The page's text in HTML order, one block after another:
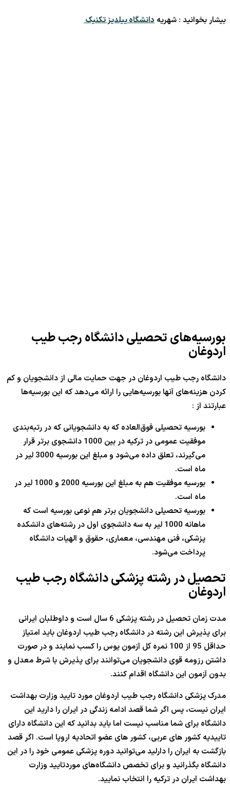
بیشار بخوانید : شهریه دانشگاه ییلدیز تکنیک
بورسیه‌های تحصیلی دانشگاه رجب طیب
اردوغان
دانشگاه رجب طیب اردوغان در جهت حمایت مالی از دانشجویان و کم
کردن هزینه‌های آنها بورسیه‌هایی را ارائه می‌دهد که این بورسیه‌ها
عبارتند از :
بورسیه تحصیلی فوق‌العاده که به دانشجویانی که در رتبه‌بندی
موفقیت عمومی در ترکیه در بین 1000 دانشجوی برتر قرار
می‌گیرند، تعلق داده می‌شود و مبلغ این بورسیه 3000 لیر در
ماه است.
بورسیه موفقیت هم به مبلغ این بورسیه 2000 و 1000 لیر در
ماه است.
بورسیه تحصیلی دانشجویان برتر هم نوعی بورسیه است که
ماهانه 1000 لیر به سه دانشجوی اول در رشته‌های دانشکده
پزشکی، فنی مهندسی، معماری، حقوق و الهیات دانشگاه
پرداخت می‌شود.
تحصیل در رشته پزشکی دانشگاه رجب طیب
اردوغان
مدت زمان تحصیل در رشته پزشکی 6 سال است و داوطلبان ایرانی
برای پذیرش این رشته در دانشگاه رجب طیب اردوغان باید امتیاز
حداقل 95 از 100 نمره کل آزمون یوس را کسب نمایند و در صورت
داشتن رزومه قوی دانشجویان می‌توانند برای پذیرش با شرط معدل و
بدون آزمون این دانشگاه اقدام کنند.
مدرک پزشکی دانشگاه رجب طیب اردوغان مورد تایید وزارت بهداشت
ایران نیست، پس اگر شما قصد ادامه زندگی در ایران را دارید این
دانشگاه برای شما مناسب نیست اما باید بدانید که این دانشگاه دارای
تاییدیه کشور های عربی، کشور های عضو اتحادیه اروپا است. اگر قصد
بازگشت به ایران را دارلید می‌توانید دوره پزشکی عمومی خود را در این
دانشگاه بگذرانید و برای تخصص دانشگاه‌های موردتایید وزارت
بهداشت ایران در ترکیه را انتخاب نمایید.